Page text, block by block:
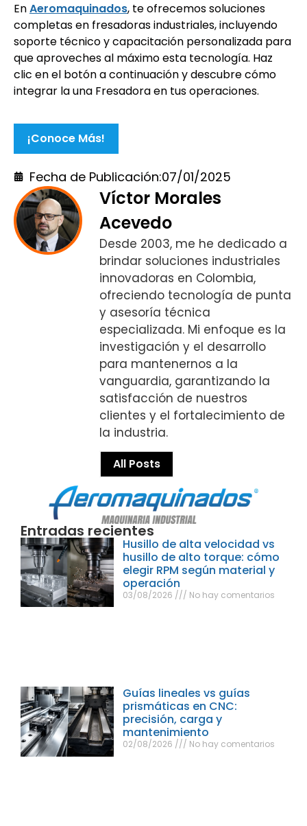
EnAeromaquinados, te ofrecemos soluciones
completas en fresadoras industriales, incluyendo
soporte técnico y capacitación personalizada para
que aproveches al máximo esta tecnología. Haz
clic en el botón a continuación y descubre cómo
integrar la una Fresadora en tus operaciones.
¡Conoce Más!
Fecha de Publicación:07/01/2025
Víctor Morales
Acevedo
Desde 2003, me he dedicado a
brindar soluciones industriales
innovadoras en Colombia,
ofreciendo tecnología de punta
y asesoría técnica
especializada. Mi enfoque es la
investigación y el desarrollo
para mantenernos a la
vanguardia, garantizando la
satisfacción de nuestros
clientes y el fortalecimiento de
la industria.
All Posts
Entradas recientes
Husillo de alta velocidad vs
husillo de alto torque: cómo
elegir RPM según material y
operación
03/08/2026 No hay comentarios
Guías lineales vs guías
prismáticas en CNC:
precisión, carga y
mantenimiento
02/08/2026 No hay comentarios